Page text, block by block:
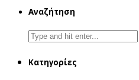
Αναζήτηση
Search
for:
Κατηγορίες